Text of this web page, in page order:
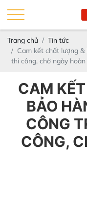
Trang chủ
Tin tức
Cam kết chất lượng
thi công, chờ ngày
CAM
BẢO
CÔNG
CÔNG,